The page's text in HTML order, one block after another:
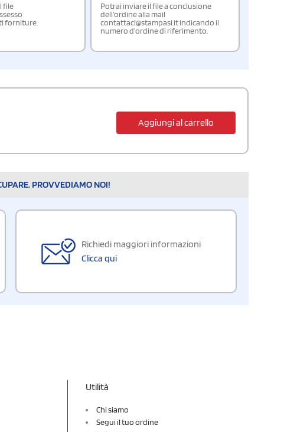
file
forniture.
Potrai inviare il file a conclusione
dell'ordine alla mail
contattaci@stampasi.it indicando il
numero d'ordine di riferimento.
Aggiungi al carrello
PROVVEDIAMO NOI!
Richiedi maggiori informazioni
Clicca qui
Utilità
Chi siamo
Segui il tuo ordine